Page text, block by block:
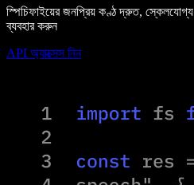
স্পিচিফাইয়ের জনপ্রিয় কণ্ঠ দ্রুত,
ব্যবহার করুন
API অ্যাক্সেস নিন